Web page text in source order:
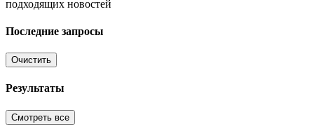
подходящих новостей
Последние запросы
Очистить
Результаты
Смотреть все